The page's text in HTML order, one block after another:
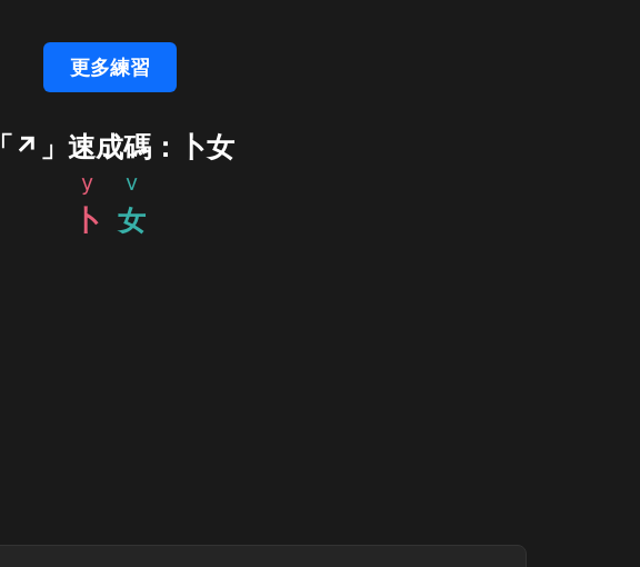
更多練習
「↗」速成碼：卜女
y
卜
v
女